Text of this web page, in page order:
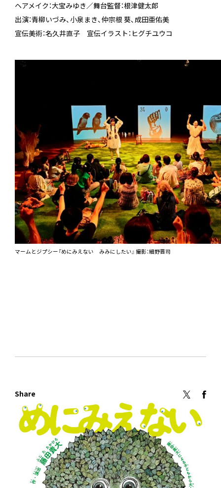
ヘアメイク：大宝みゆき／舞台監督：根津健太郎
出演：青柳いづみ、小泉まき、仲宗根 葵、成田亜佑美
宣伝美術：名久井直子 宣伝イラスト：ヒグチユウコ
マームとジプシー『めにみえない みみにしたい』 撮影：細野晋司
Share